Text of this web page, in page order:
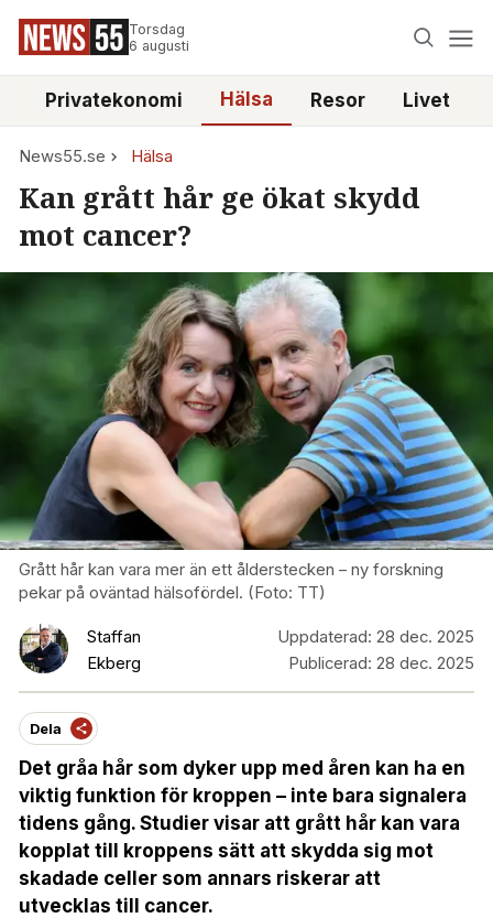
Torsdag
6 augusti
Privatekonomi Hälsa Resor Livet
News55.se Hälsa
Kan grått hår ge ökat skydd
mot cancer?
Grått hår kan vara mer än ett ålderstecken – ny forskning
pekar på oväntad hälsofördel. (Foto: TT)
Staffan
Ekberg
Uppdaterad: 28 dec. 2025
Publicerad: 28 dec. 2025
Dela
Det gråa hår som dyker upp med åren kan ha en
viktig funktion för kroppen – inte bara signalera
tidens gång. Studier visar att grått hår kan vara
kopplat till kroppens sätt att skydda sig mot
skadade celler som annars riskerar att
utvecklas till cancer.